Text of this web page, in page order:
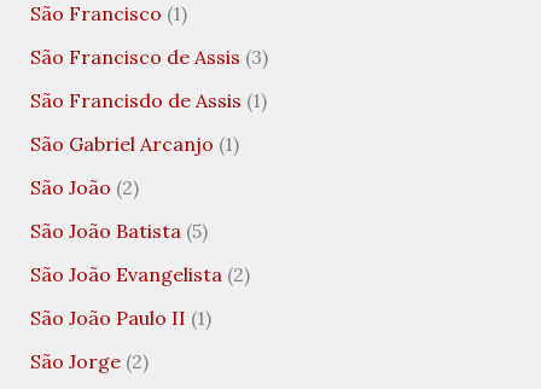
São Francisco (1)
São Francisco de Assis (3)
São Francisdo de Assis (1)
São Gabriel Arcanjo (1)
São João (2)
São João Batista(5)
São João Evangelista(2)
São João Paulo II (1)
São Jorge(2)